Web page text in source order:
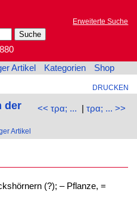
Erweiterte Suche
Artikel Kategorien Shop
DRUCKEN
<< τρα; ... | τρα; ... >>
der
Artikel
(?); – Pflanze, =